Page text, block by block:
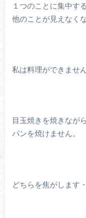
１つのことに集中す
他のことが見えなく
私は料理ができません
目玉焼きを焼きながら
パンを焼けません。
どちらを焦がします